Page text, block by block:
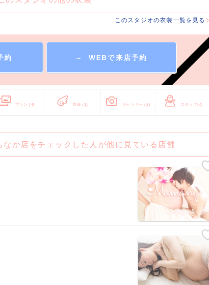
このスタジオの衣装一覧を見る
約 → WEBで来店予約
プラン(4) 衣装(1) ギャラリー(2) スタッフ(4)
か店をチェックした人が他に見ている店舗